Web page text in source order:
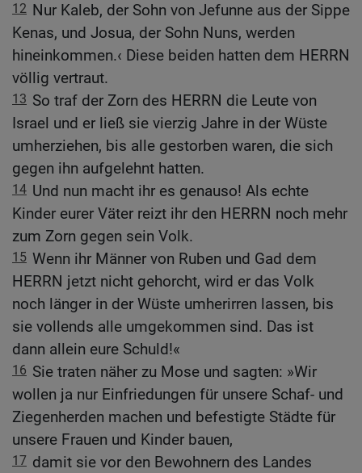
12 Nur Kaleb, der Sohn von Jefunne aus der Sippe
Kenas, und Josua, der Sohn Nuns, werden
hineinkommen.‹ Diese beiden hatten dem HERRN
völlig vertraut.
13 So traf der Zorn des HERRN die Leute von
Israel und er ließ sie vierzig Jahre in der Wüste
umherziehen, bis alle gestorben waren, die sich
gegen ihn aufgelehnt hatten.
14 Und nun macht ihr es genauso! Als echte
Kinder eurer Väter reizt ihr den HERRN noch mehr
zum Zorn gegen sein Volk.
15 Wenn ihr Männer von Ruben und Gad dem
HERRN jetzt nicht gehorcht, wird er das Volk
noch länger in der Wüste umherirren lassen, bis
sie vollends alle umgekommen sind. Das ist
dann allein eure Schuld!«
16 Sie traten näher zu Mose und sagten: »Wir
wollen ja nur Einfriedungen für unsere Schaf- und
Ziegenherden machen und befestigte Städte für
unsere Frauen und Kinder bauen,
17 damit sie vor den Bewohnern des Landes